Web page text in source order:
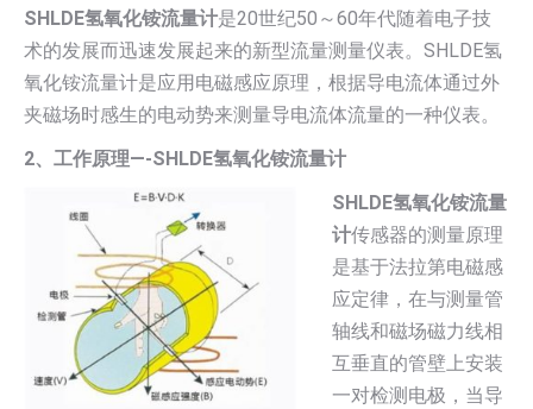
SHLDE氢氧化铵流量计是20世纪50～60年代随着电子技
术的发展而迅速发展起来的新型流量测量仪表。SHLDE氢
氧化铵流量计是应用电磁感应原理，根据导电流体通过外
夹磁场时感生的电动势来测量导电流体流量的一种仪表。
2、工作原理—-SHLDE氢氧化铵流量计
SHLDE氢氧化铵流量
计传感器的测量原理
是基于法拉第电磁感
应定律，在与测量管
轴线和磁场磁力线相
互垂直的管壁上安装
一对检测电极，当导